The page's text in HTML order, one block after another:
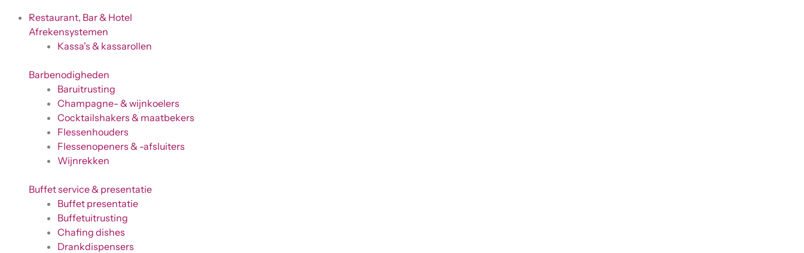
Restaurant, Bar & Hotel
Afrekensystemen
Kassa's & kassarollen
Barbenodigheden
Baruitrusting
Champagne- & wijnkoelers
Cocktailshakers & maatbekers
Flessenhouders
Flessenopeners & -afsluiters
Wijnrekken
Buffet service & presentatie
Buffet presentatie
Buffetuitrusting
Chafing dishes
Drankdispensers